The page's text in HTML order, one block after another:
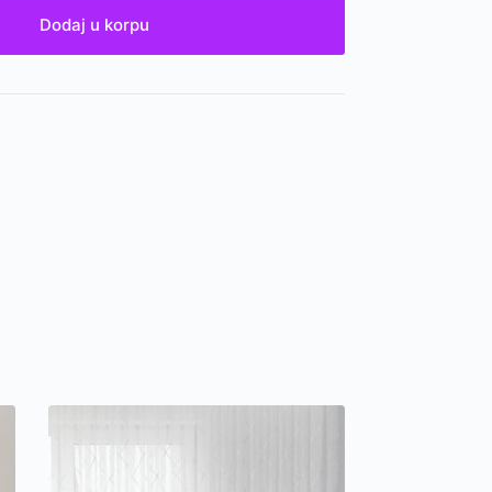
Dodaj u korpu